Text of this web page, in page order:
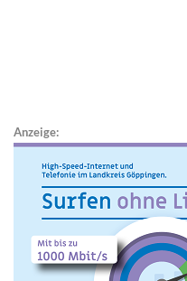
Anzeige: